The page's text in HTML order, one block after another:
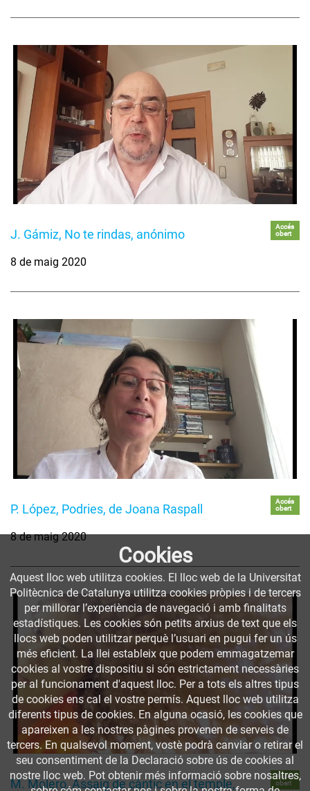
J. Gámiz, No te rindas, anónimo
Accés
obert
8 de maig 2020
P. López, Podries, de Joana Raspall
Accés
obert
8 de maig 2020
M. Molero, Assaig de càntic en el temple,
Accés
obert
Cookies
Aquest lloc web utilitza cookies. El lloc web de la Universitat
Politècnica de Catalunya utilitza cookies pròpies i de tercers
per millorar l’experiència de navegació i amb finalitats
estadístiques. Les cookies són petits arxius de text que els
llocs web poden utilitzar perquè l’usuari en pugui fer un ús
més eficient. La llei estableix que podem emmagatzemar
cookies al vostre dispositiu si són estrictament necessàries
per al funcionament d'aquest lloc. Per a tots els altres tipus
de cookies ens cal el vostre permís. Aquest lloc web utilitza
diferents tipus de cookies. En alguna ocasió, les cookies que
apareixen a les nostres pàgines provenen de serveis de
tercers. En qualsevol moment, vostè podrà canviar o retirar el
seu consentiment de la Declaració sobre ús de cookies al
nostre lloc web. Pot obtenir més informació sobre nosaltres,